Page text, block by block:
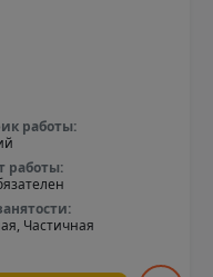
работы:
работы:
Частичная